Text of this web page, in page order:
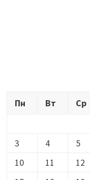
Пн
Вт Ср
3
4 5
10
11 12